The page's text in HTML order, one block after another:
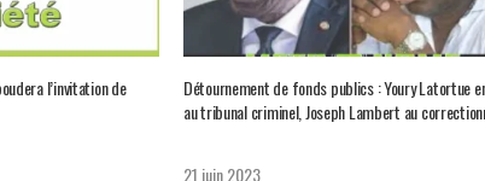
l’invitation de
Détournement de fonds publics : Youry Latortue
au tribunal criminel, Joseph Lambert au
21 juin 2023